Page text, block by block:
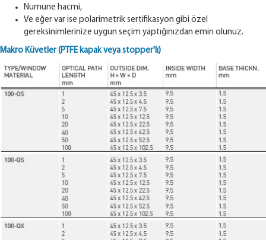
Numune hacmi,
Ve eğer var ise polarimetrik sertifikasyon gibi özel
gereksinimlerinize uygun seçim yaptığınızdan emin olunuz.
Makro Küvetler (PTFE kapak veya stopper'lı)